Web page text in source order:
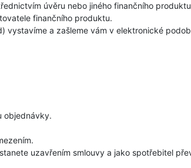
úvěru nebo jiného finančního
finančního produktu.
vystavíme a zašleme vám v elektronické
objednávky.
uzavřením smlouvy a jako spotřebitel